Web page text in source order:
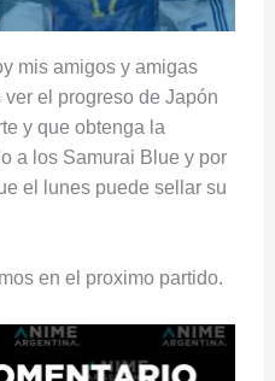
mis amigos y amigas
el progreso de Japón
y que obtenga la
a los Samurai Blue y por
el lunes puede sellar su
en el proximo partido.